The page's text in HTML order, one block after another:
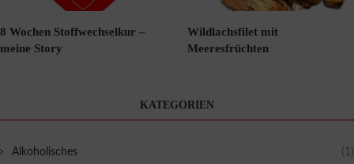
8 Wochen Stoffwechselkur –
meine Story
Wildlachsfilet mit
Meeresfrüchten
KATEGORIEN
Alkoholisches (1)